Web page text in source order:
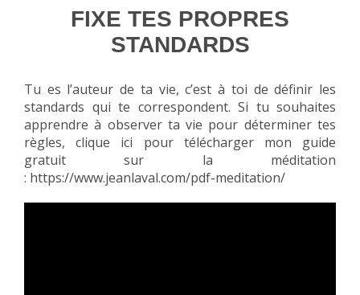
FIXE TES PROPRES
STANDARDS
Tu es l’auteur de ta vie, c’est à toi de définir les
standards qui te correspondent. Si tu souhaites
apprendre à observer ta vie pour déterminer tes
règles, clique ici pour télécharger mon guide
gratuit sur la méditation
: https://www.jeanlaval.com/pdf-meditation/